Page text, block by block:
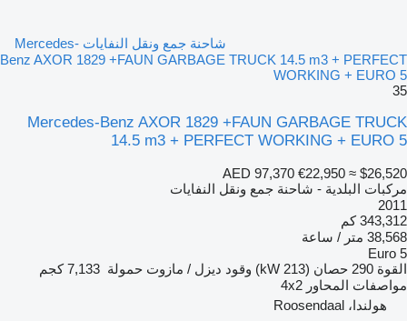
شاحنة جمع ونقل النفايات Mercedes-
Benz AXOR 1829 +FAUN GARBAGE TRUCK 14.5 m3 + PERFECT
WORKING + EURO 5
35
Mercedes-Benz AXOR 1829 +FAUN GARBAGE TRUCK
14.5 m3 + PERFECT WORKING + EURO 5
AED 97,370 €22,950 ≈ $26,520
مركبات البلدية - شاحنة جمع ونقل النفايات
2011
343,312 كم
38,568 متر / ساعة
Euro 5
القوة 290 حصان (213 kW) وقود ديزل / مازوت حمولة 7,133 كجم
مواصفات المحاور 4x2
هولندا، Roosendaal